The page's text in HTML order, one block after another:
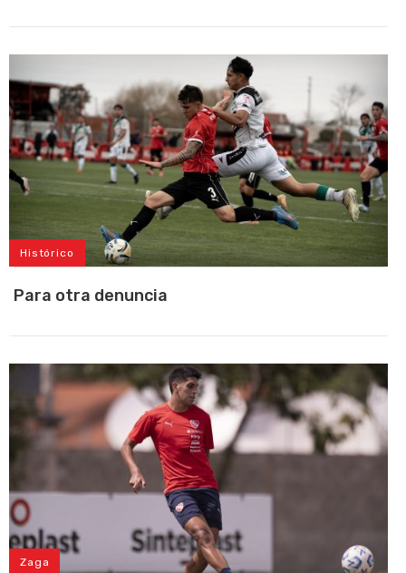
Histórico
Para otra denuncia
Zaga